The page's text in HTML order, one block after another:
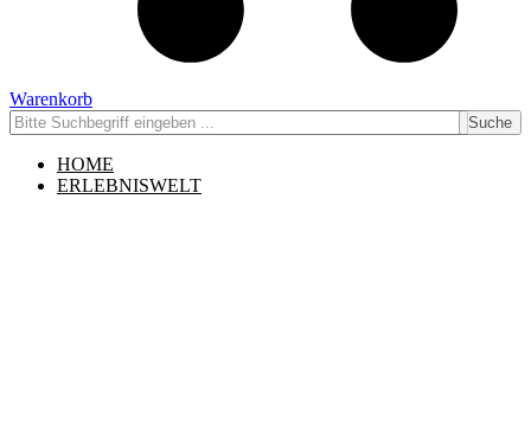
Warenkorb
Suche
HOME
ERLEBNISWELT